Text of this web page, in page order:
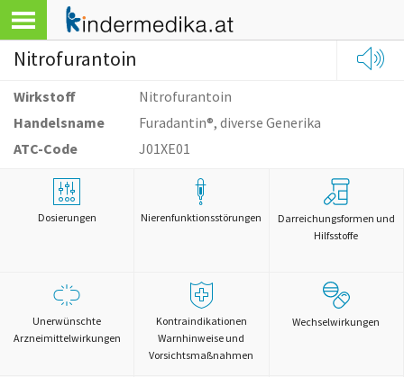
Nitrofurantoin
Wirkstoff
Nitrofurantoin
Handelsname
Furadantin®, diverse Generika
ATC-Code
J01XE01
Dosierungen Nierenfunktionsstörungen
Darreichungsformen und
Hilfsstoffe
Unerwünschte
Arzneimittelwirkungen
Kontraindikationen
Warnhinweise und
Vorsichtsmaßnahmen
Wechselwirkungen